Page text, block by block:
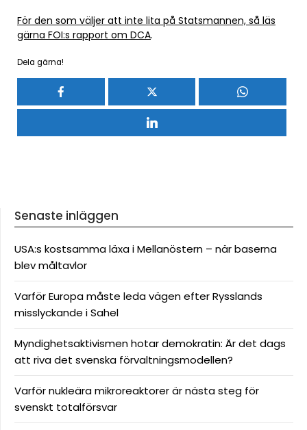
För den som väljer att inte lita på Statsmannen, så läs
gärna FOI:s rapport om DCA.
Dela gärna!
Senaste inläggen
USA:s kostsamma läxa i Mellanöstern – när baserna
blev måltavlor
Varför Europa måste leda vägen efter Rysslands
misslyckande i Sahel
Myndighetsaktivismen hotar demokratin: Är det dags
att riva det svenska förvaltningsmodellen?
Varför nukleära mikroreaktorer är nästa steg för
svenskt totalförsvar